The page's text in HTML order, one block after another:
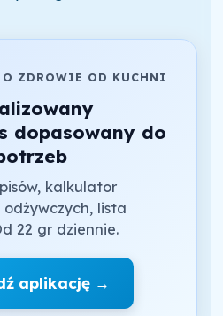
ZDROWIE OD KUCHNI
dopasowany do
kalkulator
odżywczych, lista
22 gr dziennie.
aplikację →